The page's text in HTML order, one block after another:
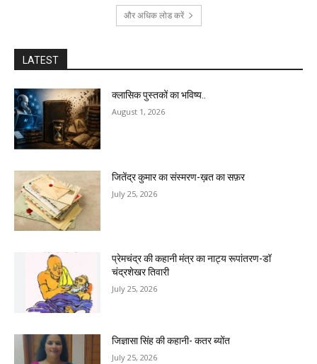
और अधिक लोड करें
LATEST
क्लासिक पुस्तकों का भविष्य..
August 1, 2026
जितेंद्र कुमार का संस्मरण-ख़त का सफ़र
July 25, 2026
प्रेमचंद्र की कहानी मंत्र का नाट्य रूपांतरण-डॉ
चंद्रशेखर तिवारी
July 25, 2026
जिज्ञासा सिंह की कहानी- कतर ब्योंत
July 25, 2026